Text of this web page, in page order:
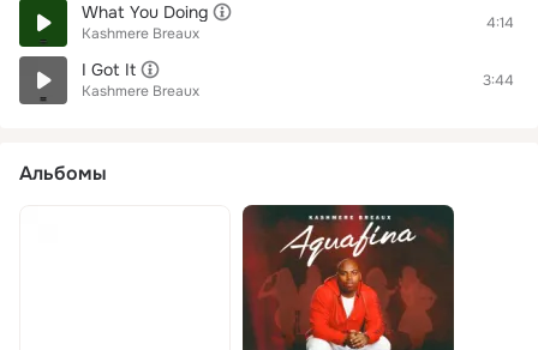
What You Doing
Kashmere Breaux
4:14
I Got It
Kashmere Breaux
3:44
Альбомы